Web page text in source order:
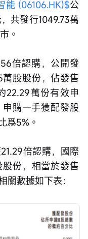
能 (06106.HK)$公
共發行1049.73萬
。
倍認購，公開發
股股份，佔發售
22.29萬份有效申
購一手獲配發股
爲5%。
倍認購，國際
份，相當於發售
數據如下表：